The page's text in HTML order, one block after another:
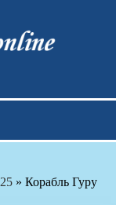
» Корабль Гуру